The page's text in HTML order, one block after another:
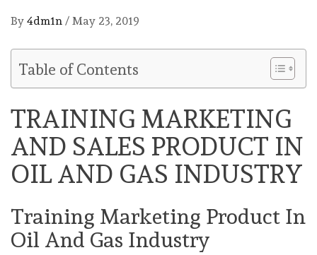
By 4dm1n / May 23, 2019
Table of Contents
TRAINING MARKETING
AND SALES PRODUCT IN
OIL AND GAS INDUSTRY
Training Marketing Product In
Oil And Gas Industry